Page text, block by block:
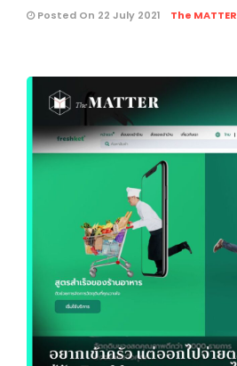
Posted On 22 July 2021 The MATTER